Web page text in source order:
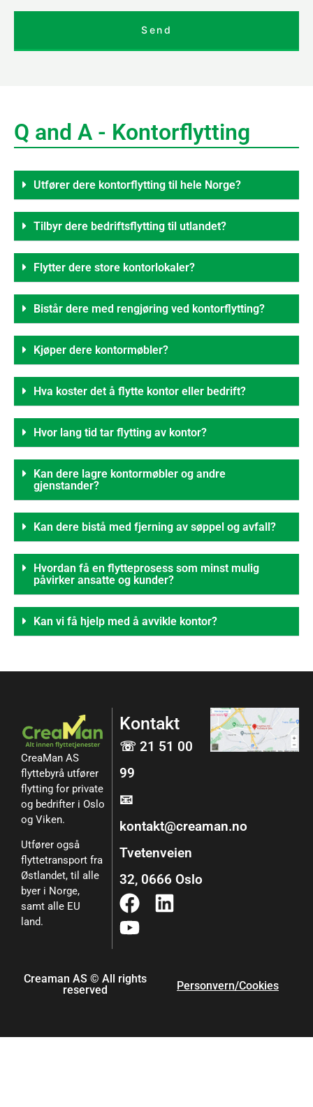
Send
Q and A - Kontorflytting
Utfører dere kontorflytting til hele Norge?
Tilbyr dere bedriftsflytting til utlandet?
Flytter dere store kontorlokaler?
Bistår dere med rengjøring ved kontorflytting?
Kjøper dere kontormøbler?
Hva koster det å flytte kontor eller bedrift?
Hvor lang tid tar flytting av kontor?
Kan dere lagre kontormøbler og andre
gjenstander?
Kan dere bistå med fjerning av søppel og avfall?
Hvordan få en flytteprosess som minst mulig
påvirker ansatte og kunder?
Kan vi få hjelp med å avvikle kontor?
CreaMan AS
flyttebyrå utfører
flytting for private
og bedrifter i Oslo
og Viken.
Utfører også
flyttetransport fra
Østlandet, til alle
byer i Norge,
samt alle EU
land.
Kontakt
☏ 21 51 00
99
📧
kontakt@creaman.no
Tvetenveien
32, 0666 Oslo
Creaman AS © All rights
reserved
Personvern/Cookies